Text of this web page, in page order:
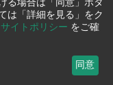
る場合は「同意」ボタ
は「詳細を見る」をク
サイトポリシー をご確
同意